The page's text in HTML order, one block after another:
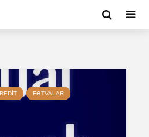
FƏTVALAR